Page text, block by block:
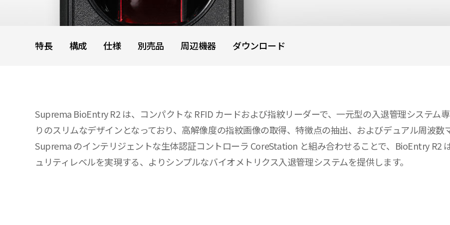
特長 構成 仕様 別売品 周辺機器 ダウンロード
Suprema BioEntry R2 は、コンパクトな RFID カードおよび指紋リーダーで、一元型の入退管理システム
りのスリムなデザインとなっており、高解像度の指紋画像の取得、特徴点の抽出、およびデュアル周波数
Suprema のインテリジェントな生体認証コントローラ CoreStation と組み合わせることで、BioEntry R2
ュリティレベルを実現する、よりシンプルなバイオメトリクス入退管理システムを提供します。